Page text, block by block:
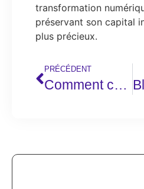
transformation
préservant son capital
plus précieux.
PRÉCÉDENT
Comment choisir une agence digitale pour maximiser votre visibilité en ligne